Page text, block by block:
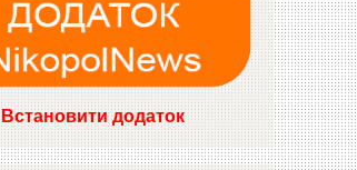
Встановити додаток